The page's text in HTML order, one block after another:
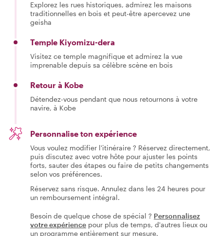
Explorez les rues historiques, admirez les maisons
traditionnelles en bois et peut-être apercevez une
geisha
Temple Kiyomizu-dera
Visitez ce temple magnifique et admirez la vue
imprenable depuis sa célèbre scène en bois
Retour à Kobe
Détendez-vous pendant que nous retournons à votre
navire, à Kobe
Personnalise ton expérience
Vous voulez modifier l'itinéraire ? Réservez directement,
puis discutez avec votre hôte pour ajuster les points
forts, sauter des étapes ou faire de petits changements
selon vos préférences.
Réservez sans risque. Annulez dans les 24 heures pour
un remboursement intégral.
Besoin de quelque chose de spécial ? Personnalisez
votre expérience pour plus de temps, d'autres lieux ou
un programme entièrement sur mesure.